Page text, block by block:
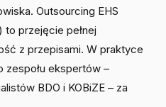
Outsourcing EHS
to przejęcie pełnej
z przepisami. W praktyce
zespołu ekspertów –
BDO i KOBiZE – za